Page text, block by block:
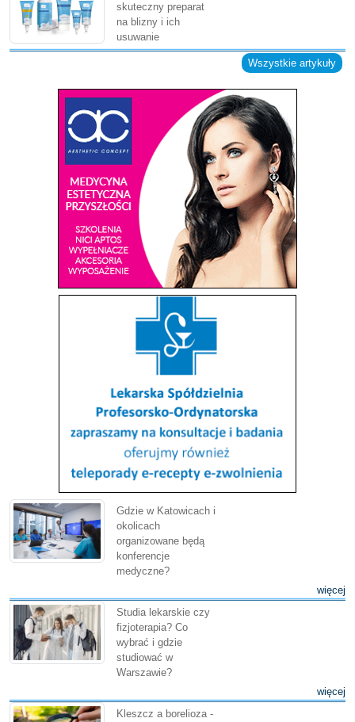
skuteczny preparat
na blizny i ich
usuwanie
Wszystkie artykuły
Gdzie w Katowicach i
okolicach
organizowane będą
konferencje
medyczne?
więcej
Studia lekarskie czy
fizjoterapia? Co
wybrać i gdzie
studiować w
Warszawie?
więcej
Kleszcz a borelioza -